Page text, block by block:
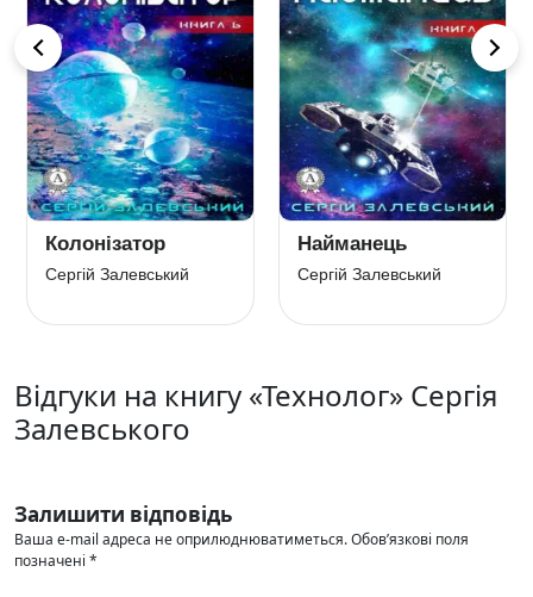
Колонізатор
Сергій Залевський
Найманець
Сергій Залевський
Відгуки на книгу «Технолог» Сергія
Залевського
Залишити відповідь
Ваша e-mail адреса не оприлюднюватиметься.Обов’язкові поля
позначені *